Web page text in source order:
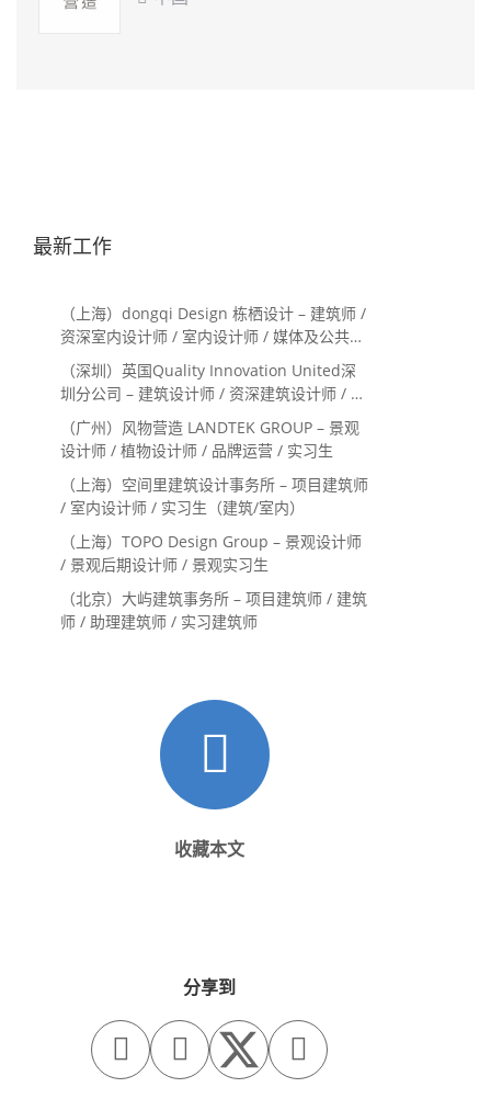
最新工作
（上海）dongqi Design 栋栖设计 – 建筑师 /
资深室内设计师 / 室内设计师 / 媒体及公共关
系主管 / 设计实习生（常年招聘）
（深圳）英国Quality Innovation United深
圳分公司 – 建筑设计师 / 资深建筑设计师 / 室
内设计师 / 设计实习生
（广州）风物营造 LANDTEK GROUP – 景观
设计师 / 植物设计师 / 品牌运营 / 实习生
（上海）空间里建筑设计事务所 – 项目建筑师
/ 室内设计师 / 实习生（建筑/室内）
（上海）TOPO Design Group – 景观设计师
/ 景观后期设计师 / 景观实习生
（北京）大屿建筑事务所 – 项目建筑师 / 建筑
师 / 助理建筑师 / 实习建筑师
收藏本文
分享到
  